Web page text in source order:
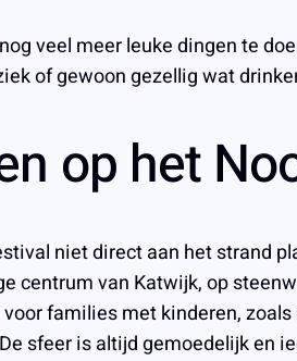
veel meer leuke dingen te
of gewoon gezellig wat
op het
niet direct aan het strand
centrum van Katwijk, op
families met kinderen,
sfeer is altijd gemoedelijk en